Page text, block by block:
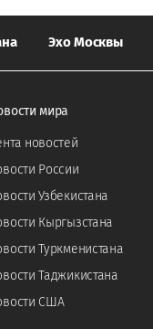
Эхо Москвы
мира
новостей
России
Узбекистана
Кыргызстана
Туркменистана
Таджикистана
США